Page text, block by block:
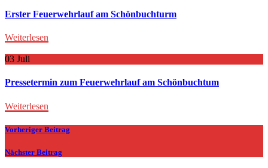
Erster Feuerwehrlauf am Schönbuchturm
Weiterlesen
03 Juli
Pressetermin zum Feuerwehrlauf am Schönbuchtum
Weiterlesen
Vorheriger Beitrag
Nächster Beitrag